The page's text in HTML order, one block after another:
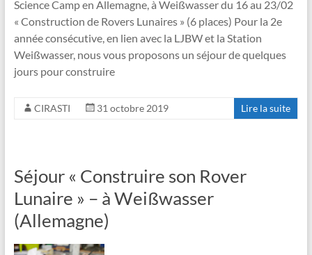
Science Camp en Allemagne, à Weißwasser du 16 au 23/02
« Construction de Rovers Lunaires » (6 places) Pour la 2e
année consécutive, en lien avec la LJBW et la Station
Weißwasser, nous vous proposons un séjour de quelques
jours pour construire
CIRASTI 31 octobre 2019 Lire la suite
Séjour « Construire son Rover
Lunaire » – à Weißwasser
(Allemagne)